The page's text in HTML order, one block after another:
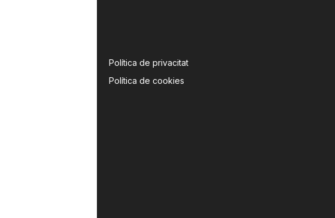
Política de privacitat
Política de cookies